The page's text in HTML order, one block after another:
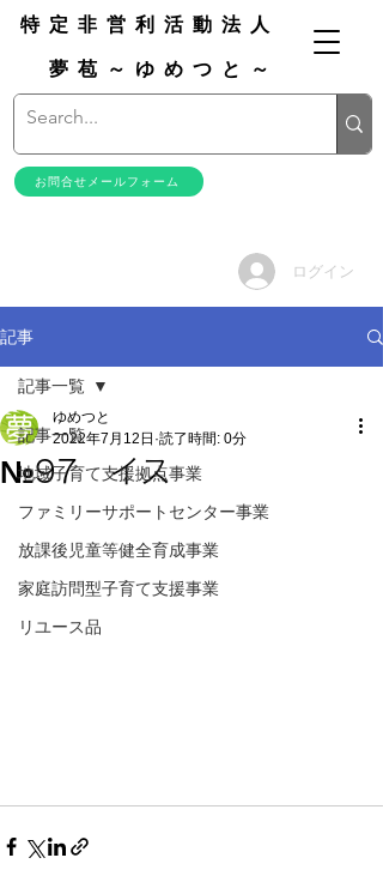
特定非営利活動法人
お問合せメールフォーム
夢苞～ゆめつと～
ログイン
記事
記事一覧
地域子育て支援拠点事業
ファミリーサポートセンター事業
放課後児童等健全育成事業
家庭訪問型子育て支援事業
リユース品
記事一覧
№97 イス
ゆめつと
2022年7月12日 読了時間: 0分